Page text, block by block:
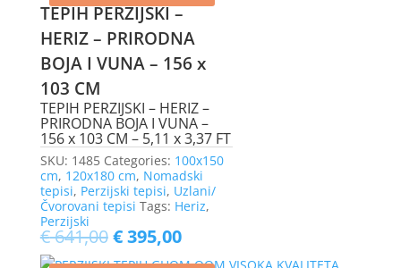
TEPIH PERZIJSKI –
HERIZ – PRIRODNA
BOJA I VUNA – 156 x
103 CM
TEPIH PERZIJSKI – HERIZ –
PRIRODNA BOJA I VUNA –
156 x 103 CM – 5,11 x 3,37 FT
SKU: 1485 Categories: 100x150
cm, 120x180 cm, Nomadski
tepisi, Perzijski tepisi, Uzlani/
Čvorovani tepisi Tags: Heriz,
Perzijski
€641,00€395,00